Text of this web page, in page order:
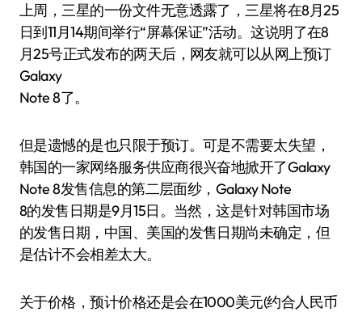
上周，三星的一份文件无意透露了，三星将在8月25
日到11月14期间举行“屏幕保证”活动。这说明了在8
月25号正式发布的两天后，网友就可以从网上预订
Galaxy
Note 8了。
但是遗憾的是也只限于预订。可是不需要太失望，
韩国的一家网络服务供应商很兴奋地掀开了Galaxy
Note 8发售信息的第二层面纱，Galaxy Note
8的发售日期是9月15日。当然，这是针对韩国市场
的发售日期，中国、美国的发售日期尚未确定，但
是估计不会相差太大。
关于价格，预计价格还是会在1000美元(约合人民币